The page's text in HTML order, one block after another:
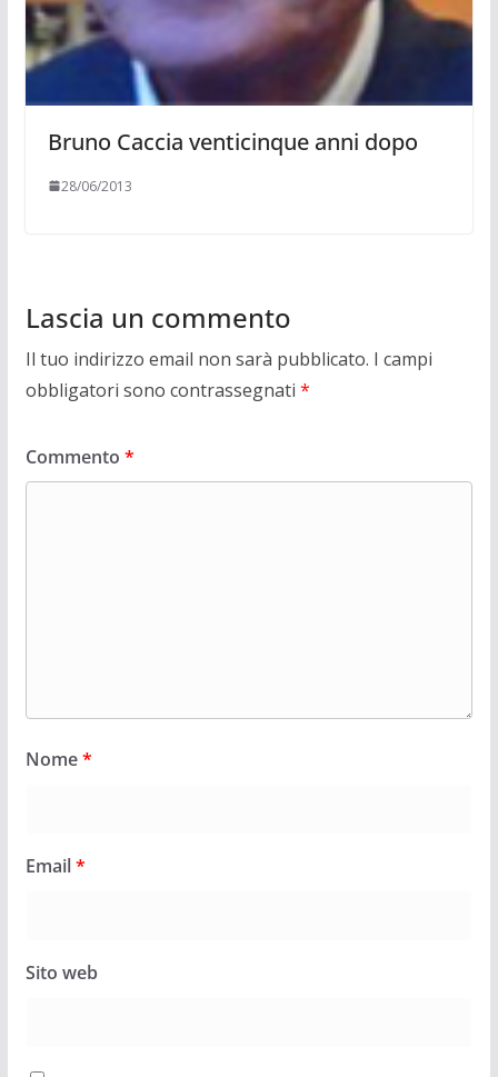
Bruno Caccia venticinque anni dopo
28/06/2013
Lascia un commento
Il tuo indirizzo email non sarà pubblicato. I campi
obbligatori sono contrassegnati *
Commento *
Nome*
Email*
Sito web